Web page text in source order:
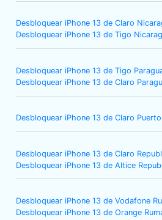
Desbloquear iPhone 13 de Claro
Desbloquear iPhone 13 de Tigo
Desbloquear iPhone 13 de Tigo
Desbloquear iPhone 13 de Claro
Desbloquear iPhone 13 de Claro
Desbloquear iPhone 13 de Claro
Desbloquear iPhone 13 de Altice
Desbloquear iPhone 13 de Vodafone
Desbloquear iPhone 13 de Orange